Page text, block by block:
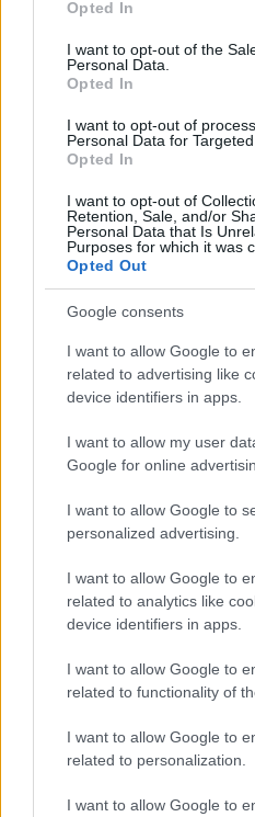
use your data for below
consent section.
Opted In
I want to opt-out of the
Personal Data.
Opted In
I want to opt-out of
Personal Data for Targeted
Opted In
I want to opt-out of
Retention, Sale, and/or
Personal Data that Is
Purposes for which it was
Opted Out
Google consents
I want to allow Google to
related to advertising like
device identifiers in apps.
I want to allow my user
Google for online
I want to allow Google to
personalized advertising.
I want to allow Google to
related to analytics like
device identifiers in apps.
I want to allow Google to
related to functionality of
I want to allow Google to
related to personalization.
I want to allow Google to
orosz határon: 3 civil
HÍREK 3 órája
Hét egyszerű szokás,
takaríthatunk meg
HÍREK 4 órája
NÉPSZERŰ